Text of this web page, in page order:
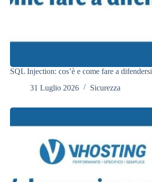
SQL Injection: cos’è e come fare a difendersi
31 Luglio 2026
Sicurezza